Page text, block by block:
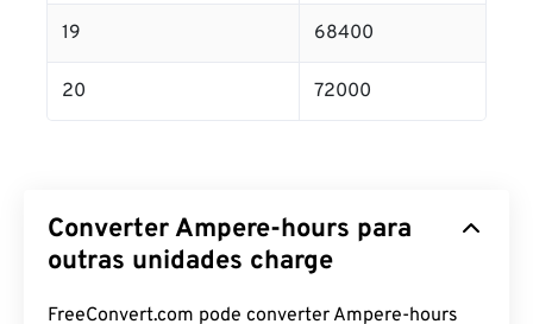
19 68400
20 72000
Converter Ampere-hours para
outras unidades charge
FreeConvert.com pode converter Ampere-hours